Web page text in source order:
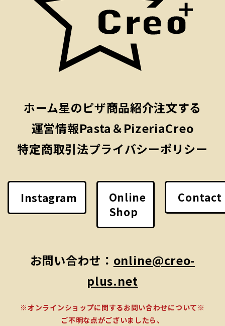
ホーム星のピザ商品紹介注文する
運営情報Pasta＆PizeriaCreo
特定商取引法プライバシーポリシー
Instagram
Online
Shop
Contact
お問い合わせ： online@creo-
plus.net
※オンラインショップに関するお問い合わせについて※
ご不明な点がございましたら、